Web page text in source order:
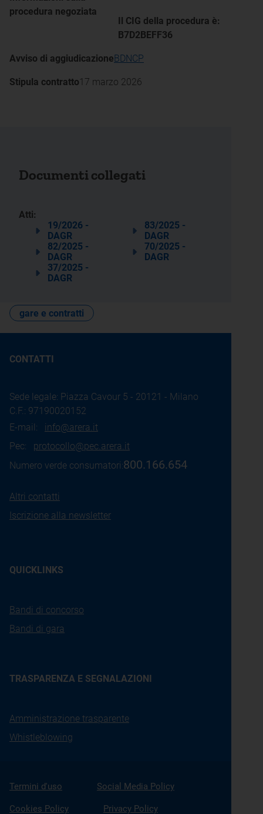
procedura negoziata
Il CIG della procedura è:
B7D2BEFF36
Avviso di aggiudicazioneBDNCP
Stipula contratto 17 marzo 2026
Documenti collegati
Atti:
19/2026 -
DAGR
83/2025 -
DAGR
82/2025 -
DAGR
70/2025 -
DAGR
37/2025 -
DAGR
gare e contratti
CONTATTI
Sede legale: Piazza Cavour 5 - 20121 - Milano
C.F.: 97190020152
E-mail: info@arera.it
Pec: protocollo@pec.arera.it
Numero verde consumatori:800.166.654
Altri contatti
Iscrizione alla newsletter
QUICKLINKS
Bandi di concorso
Bandi di gara
TRASPARENZA E SEGNALAZIONI
Amministrazione trasparente
Whistleblowing
Termini d'uso Social Media Policy
Cookies Policy Privacy Policy